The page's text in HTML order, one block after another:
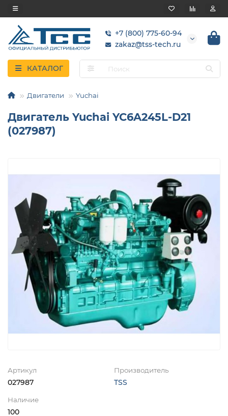
+7 (800) 775-60-94
zakaz@tss-tech.ru
КАТАЛОГ
Двигатели Yuchai
Двигатель Yuchai YC6A245L-D21
(027987)
Артикул
027987
Производитель
TSS
Наличие
100